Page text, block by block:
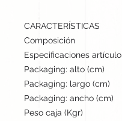
CARACTERÍSTICAS
Composición
Especificaciones artículo
Packaging: alto (cm)
Packaging: largo (cm)
Packaging: ancho (cm)
Peso caja (Kgr)